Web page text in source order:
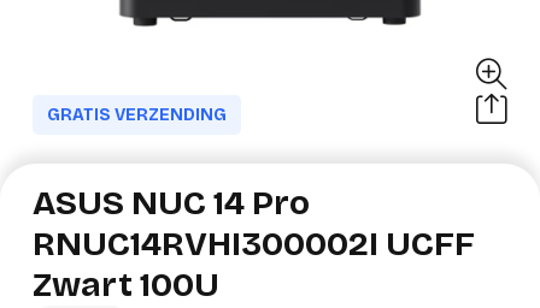
GRATIS VERZENDING
ASUS NUC 14 Pro
RNUC14RVHI300002I UCFF
Zwart 100U